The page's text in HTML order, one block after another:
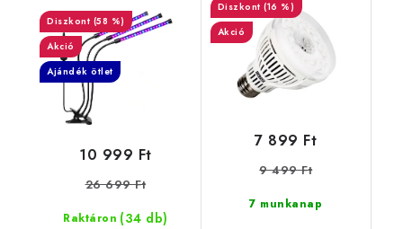
3 kar
(58 %)
Akció
Ajándék ötlet
Raktáron (34 db)
10 999 Ft
26 699 Ft
(16 %)
Akció
7 munkanap
7 899 Ft
9 499 Ft